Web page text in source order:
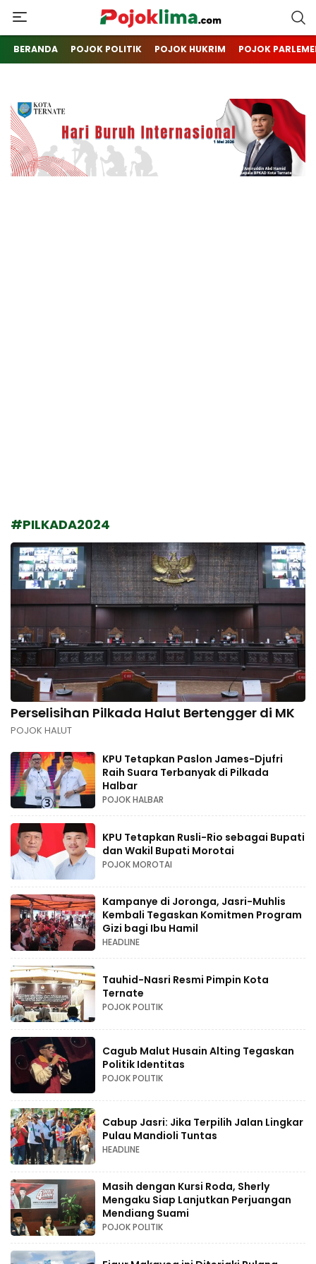
pojoklima.com
Mojokin
BERANDA POJOK POLITIK POJOK HUKRIM POJOK
#PILKADA2024
Perselisihan Pilkada Halut Bertengger di MK
POJOK HALUT
KPU Tetapkan Paslon James-Djufri
Raih Suara Terbanyak di Pilkada
Halbar
POJOK HALBAR
KPU Tetapkan Rusli-Rio sebagai Bupati
dan Wakil Bupati Morotai
POJOK MOROTAI
Kampanye di Joronga, Jasri-Muhlis
Kembali Tegaskan Komitmen Program
Gizi bagi Ibu Hamil
HEADLINE
Tauhid-Nasri Resmi Pimpin Kota
Ternate
POJOK POLITIK
Cagub Malut Husain Alting Tegaskan
Politik Identitas
POJOK POLITIK
Cabup Jasri: Jika Terpilih Jalan Lingkar
Pulau Mandioli Tuntas
HEADLINE
Masih dengan Kursi Roda, Sherly
Mengaku Siap Lanjutkan Perjuangan
Mendiang Suami
POJOK POLITIK